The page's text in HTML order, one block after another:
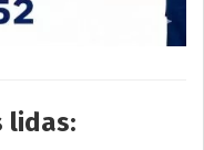
lidas: